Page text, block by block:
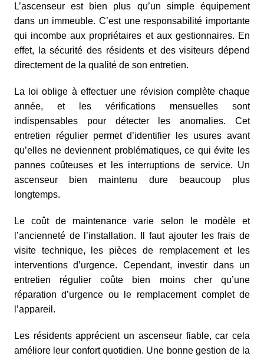
L’ascenseur est bien plus qu’un simple équipement
dans un immeuble. C’est une responsabilité importante
qui incombe aux propriétaires et aux gestionnaires. En
effet, la sécurité des résidents et des visiteurs dépend
directement de la qualité de son entretien.
La loi oblige à effectuer une révision complète chaque
année, et les vérifications mensuelles sont
indispensables pour détecter les anomalies. Cet
entretien régulier permet d’identifier les usures avant
qu’elles ne deviennent problématiques, ce qui évite les
pannes coûteuses et les interruptions de service. Un
ascenseur bien maintenu dure beaucoup plus
longtemps.
Le coût de maintenance varie selon le modèle et
l’ancienneté de l’installation. Il faut ajouter les frais de
visite technique, les pièces de remplacement et les
interventions d’urgence. Cependant, investir dans un
entretien régulier coûte bien moins cher qu’une
réparation d’urgence ou le remplacement complet de
l’appareil.
Les résidents apprécient un ascenseur fiable, car cela
améliore leur confort quotidien. Une bonne gestion de la